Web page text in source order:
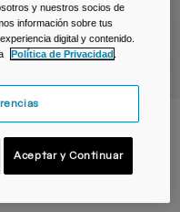
Straw de
aislamiento
y nuestros socios de
información sobre tus
digital y contenido.
Política de Privacidad
Aceptar y Continuar